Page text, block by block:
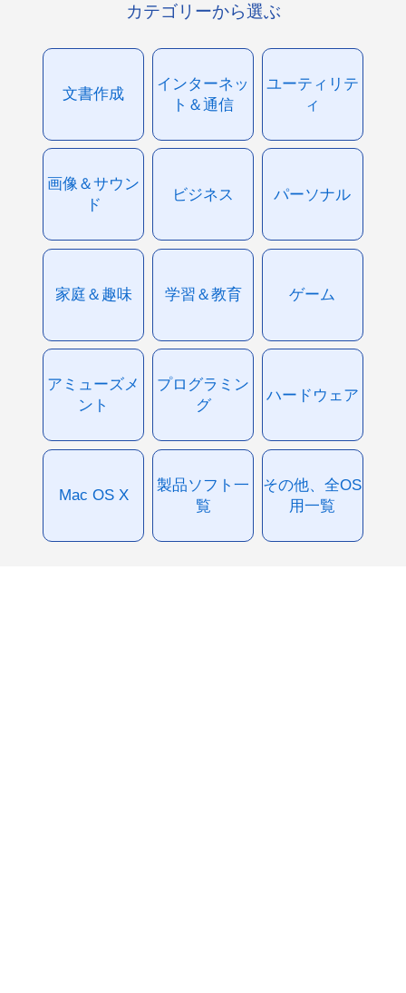
カテゴリーから選ぶ
文書作成
インターネッ
ト＆通信
ユーティリテ
ィ
画像＆サウン
ド
ビジネス パーソナル
家庭＆趣味 学習＆教育 ゲーム
アミューズメ
ント
プログラミン
グ
ハードウェア
Mac OS X
製品ソフト一
覧
その他、全OS
用一覧